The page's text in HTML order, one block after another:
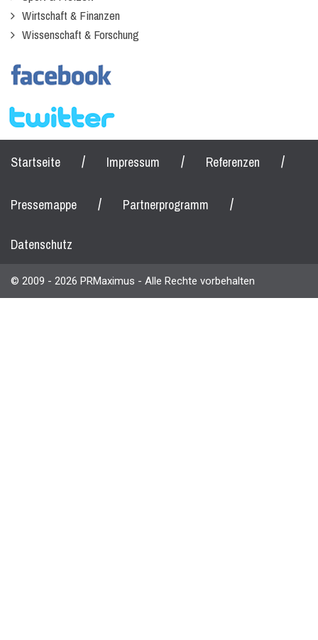
Wirtschaft & Finanzen
Wissenschaft & Forschung
Startseite / Impressum / Referenzen /
Pressemappe / Partnerprogramm /
Datenschutz
© 2009 - 2026 PRMaximus - Alle Rechte vorbehalten